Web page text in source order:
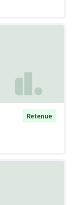
Retenue